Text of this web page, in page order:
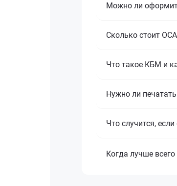
Можно ли
Сколько стоит
Что такое КБМ и
Нужно ли
Что случится,
Когда лучше